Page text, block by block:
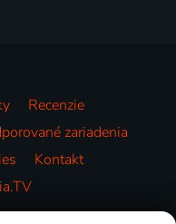
Recenzie
zariadenia
Kontakt